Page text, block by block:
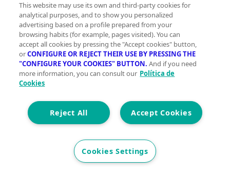
This website may use its own and third-party cookies for
analytical purposes, and to show you personalized
advertising based on a profile prepared from your
browsing habits (for example, pages visited). You can
accept all cookies by pressing the "Accept cookies" button,
orCONFIGURE OR REJECT THEIR USE BY PRESSING THE
"CONFIGURE YOUR COOKIES" BUTTON. And if you need
more information, you can consult our Política de
Cookies
Accept Cookies
Reject All
Cookies Settings